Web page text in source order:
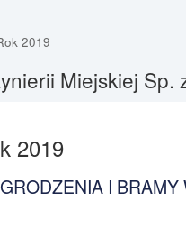
2019
Miejskiej Sp.
2019
I BRAMY